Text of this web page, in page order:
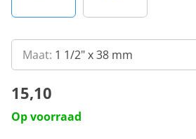
Maat: 1 1/2" x 38 mm
15,10
Op voorraad